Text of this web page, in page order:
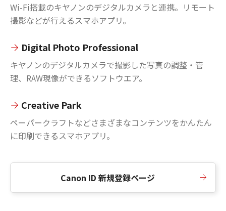
Wi-Fi搭載のキヤノンのデジタルカメラと連携。リモート
撮影などが行えるスマホアプリ。
Digital Photo Professional
キヤノンのデジタルカメラで撮影した写真の調整・管
理、RAW現像ができるソフトウエア。
Creative Park
ペーパークラフトなどさまざまなコンテンツをかんたん
に印刷できるスマホアプリ。
Canon ID 新規登録ページ